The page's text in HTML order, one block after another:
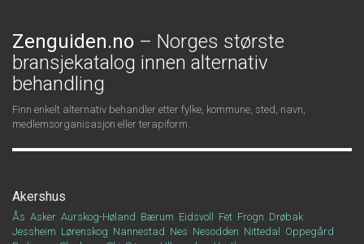
Zenguiden.no – Norges største
bransjekatalog innen alternativ
behandling
Finn enkelt alternativ behandler etter fylke, kommune, sted, navn,
medlemsorganisasjon eller terapiform.
Akershus
Ås Asker Aurskog-Høland Bærum Eidsvoll Fet Frogn Drøbak
Jessheim Lørenskog Nannestad Nes Nesodden Nittedal
Oppegård